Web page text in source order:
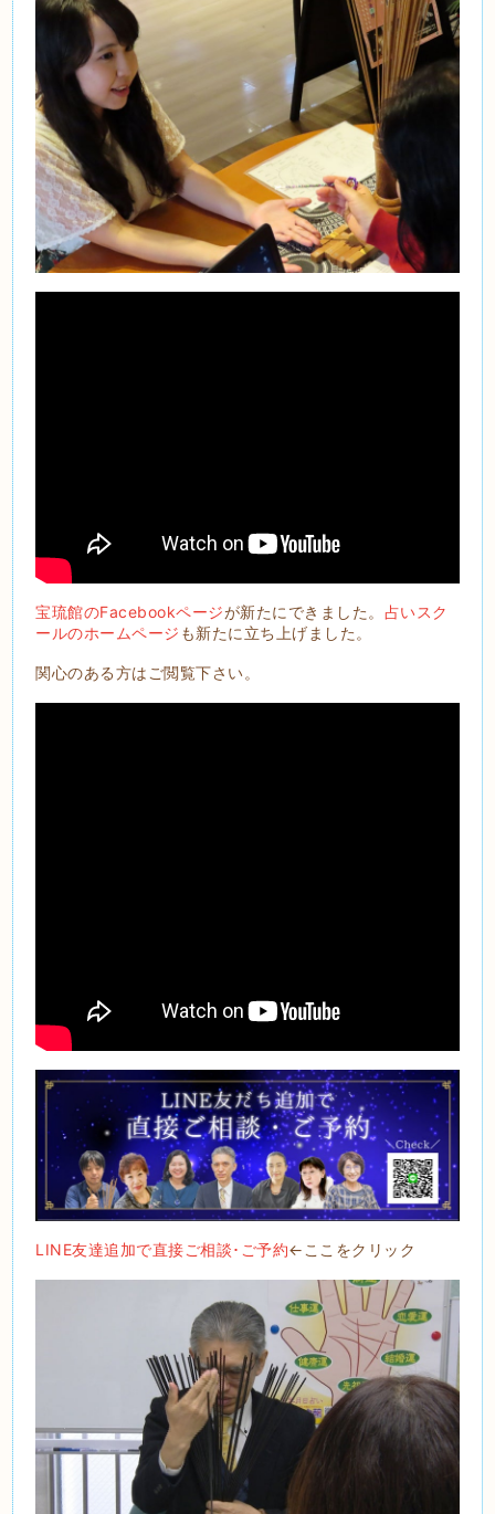
宝琉館のFacebookページが新たにできました。 占いスク
ールのホームページ も新たに立ち上げました。
関心のある方はご閲覧下さい。
LINE友達追加で直接ご相談･ご予約←ここをクリック